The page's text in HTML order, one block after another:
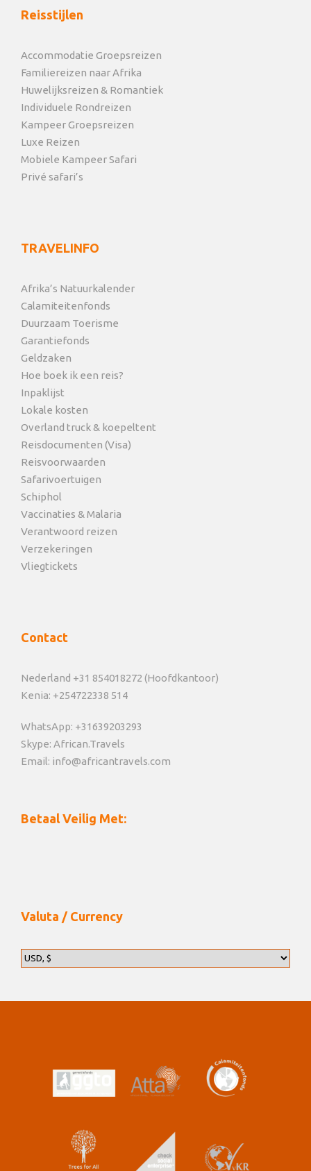
Reisstijlen
Accommodatie Groepsreizen
Familiereizen naar Afrika
Huwelijksreizen & Romantiek
Individuele Rondreizen
Kampeer Groepsreizen
Luxe Reizen
Mobiele Kampeer Safari
Privé safari’s
TRAVELINFO
Afrika’s Natuurkalender
Calamiteitenfonds
Duurzaam Toerisme
Garantiefonds
Geldzaken
Hoe boek ik een reis?
Inpaklijst
Lokale kosten
Overland truck & koepeltent
Reisdocumenten (Visa)
Reisvoorwaarden
Safarivoertuigen
Schiphol
Vaccinaties & Malaria
Verantwoord reizen
Verzekeringen
Vliegtickets
Contact
Nederland +31 854018272 (Hoofdkantoor)
Kenia: +254722338 514
WhatsApp: +31639203293
Skype: African.Travels
Email: info@africantravels.com
Betaal Veilig Met:
Valuta / Currency